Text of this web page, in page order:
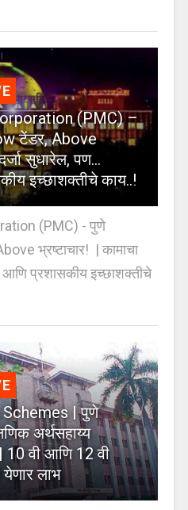
(PMC) –
टेंडर, Above
सुधारेल, पण…
इच्छाशक्तीचे काय..!
(PMC) - पुणे
भ्रष्टाचार! | कामाचा
प्रशासकीय इच्छाशक्तीचे
| पुणे
अर्थसहाय्य
10 वी आणि 12 वी
येणार लाभ